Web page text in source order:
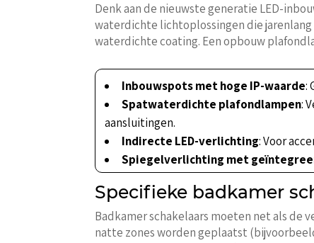
Denk aan de nieuwste generatie LED-
waterdichte lichtoplossingen die
waterdichte coating. Een opbouw
Inbouwspots met hoge IP-waarde:
Spatwaterdichte plafondlampen:
aansluitingen.
Indirecte LED-verlichting: Voor
Spiegelverlichting met
Specifieke badkamer
Badkamer schakelaars moeten net als de
natte zones worden geplaatst